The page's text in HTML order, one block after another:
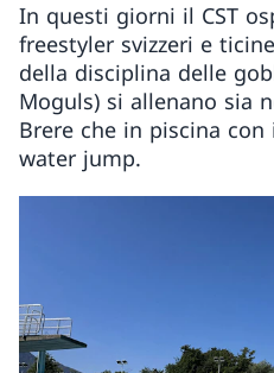
In questi giorni il CST
freestyler svizzeri e
della disciplina delle
Moguls) si allenano sia
Brere che in piscina
water jump.